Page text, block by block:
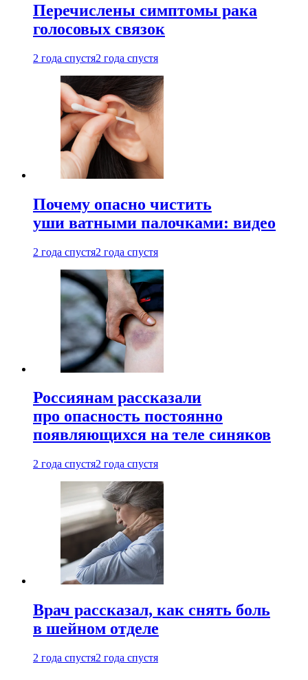
Перечислены симптомы рака
голосовых связок
2 года спустя2 года спустя
Почему опасно чистить
уши ватными палочками: видео
2 года спустя2 года спустя
Россиянам рассказали
про опасность постоянно
появляющихся на теле синяков
2 года спустя2 года спустя
Врач рассказал, как снять боль
в шейном отделе
2 года спустя2 года спустя